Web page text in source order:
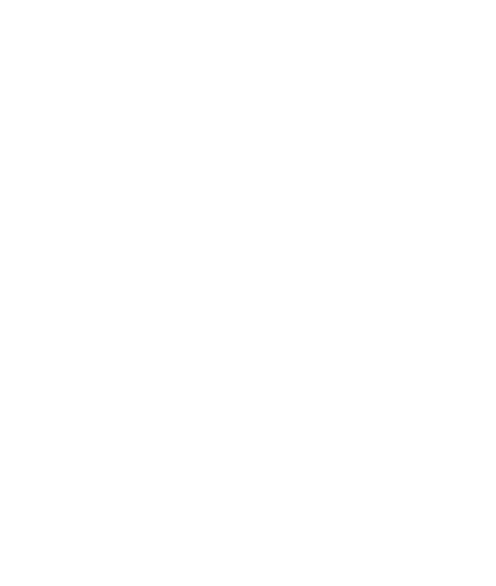
tối ưu.
từng sợi vải, giặt sạch sâu, loại bỏ các vết
bột giặt còn sót lại ở mặt trong cửa, giúp cửa
kg, tức là với mỗi kg quần áo cho vào giặt,